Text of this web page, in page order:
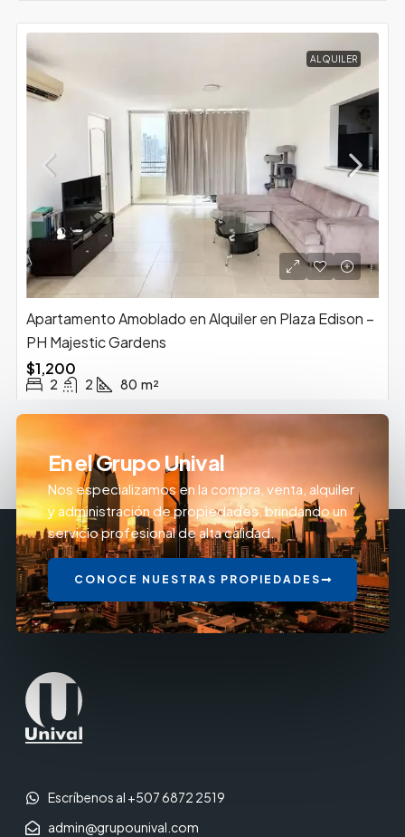
ALQUILER
Apartamento Amoblado en Alquiler en Plaza Edison –
PH Majestic Gardens
$1,200
2 2 80 m²
En el Grupo Unival
Nos especializamos en la compra, venta, alquiler
y administración de propiedades, brindando un
servicio profesional de alta calidad.
CONOCE NUESTRAS PROPIEDADES
Escríbenos al +507 6872 2519
admin@grupounival.com